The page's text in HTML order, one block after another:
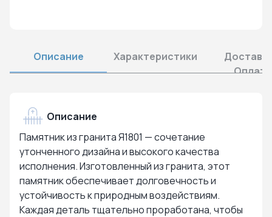
Описание Характеристики
Оплата
Описание
Памятник из гранита Я1801 — сочетание
утонченного дизайна и высокого качества
исполнения. Изготовленный из гранита, этот
памятник обеспечивает долговечность и
устойчивость к природным воздействиям.
Каждая деталь тщательно проработана, чтобы